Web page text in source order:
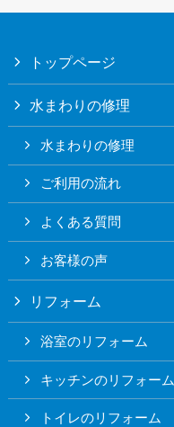
トップページ
水まわりの修理
水まわりの修理
ご利用の流れ
よくある質問
お客様の声
リフォーム
浴室のリフォーム
キッチンのリフォーム
トイレのリフォーム